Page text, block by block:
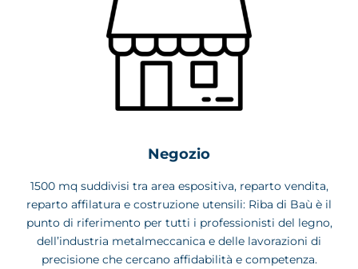
Negozio
1500 mq suddivisi tra area espositiva, reparto vendita,
reparto affilatura e costruzione utensili: Riba di Baù è il
punto di riferimento per tutti i professionisti del legno,
dell’industria metalmeccanica e delle lavorazioni di
precisione che cercano affidabilità e competenza.